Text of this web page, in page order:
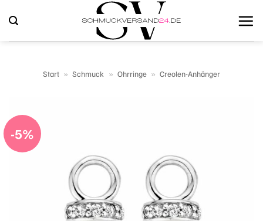
Inhalt
springen
Start » Schmuck » Ohrringe » Creolen-Anhänger
-5%